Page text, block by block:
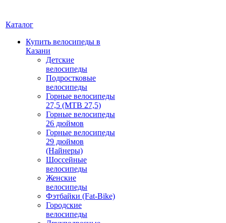
Каталог
Купить велосипеды в
Казани
Детские
велосипеды
Подростковые
велосипеды
Горные велосипеды
27,5 (MTB 27,5)
Горные велосипеды
26 дюймов
Горные велосипеды
29 дюймов
(Найнеры)
Шоссейные
велосипеды
Женские
велосипеды
Фэтбайки (Fat-Bike)
Городские
велосипеды